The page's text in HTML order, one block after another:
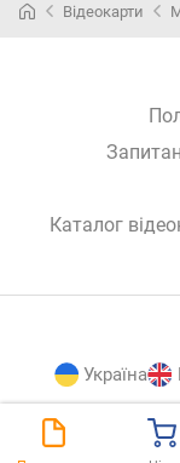
Відеокарти
Каталог
Україна